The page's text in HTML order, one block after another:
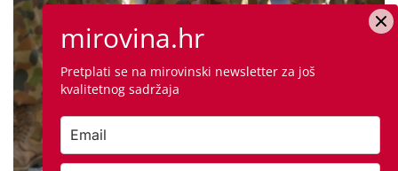
mirovina.hr
Pretplati se na mirovinski newsletter za još
kvalitetnog sadržaja